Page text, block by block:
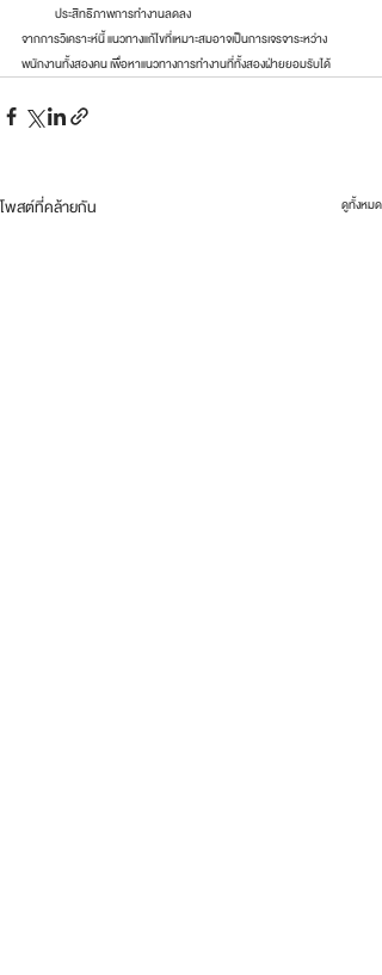
ประสิทธิภาพการทำงานลดลง
จากการวิเคราะห์นี้ แนวทางแก้ไขที่เหมาะสมอาจเป็นการเจรจาระหว่าง
พนักงานทั้งสองคน เพื่อหาแนวทางการทำงานที่ทั้งสองฝ่ายยอมรับได้
โพสต์ที่คล้ายกัน ดูทั้งหมด